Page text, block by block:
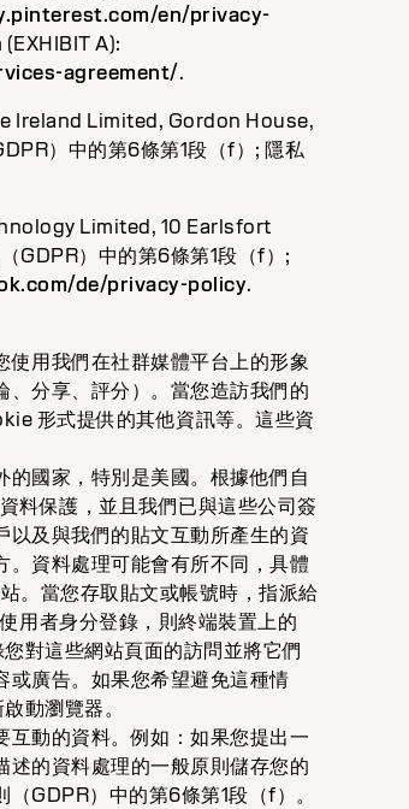
en/privacy-
A):
agreement/.
Ireland Limited, Gordon House,
）中的第6條第1段（f）; 隱私
Limited, 10 Earlsfort
GDPR）中的第6條第1段（f）;
de/privacy-policy.
用我們在社群媒體平台上的形象
分享、評分）。當您造訪我們的
形式提供的其他資訊等。這些資
國家，特別是美國。根據他們自
料保護，並且我們已與這些公司簽
及與我們的貼文互動所產生的資
資料處理可能會有所不同，具體
。當您存取貼文或帳號時，指派給
用者身分登錄，則終端裝置上的
對這些網站頁面的訪問並將它們
或廣告。如果您希望避免這種情
動瀏覽器。
動的資料。例如：如果您提出一
的資料處理的一般原則儲存您的
GDPR）中的第6條第1段（f）。